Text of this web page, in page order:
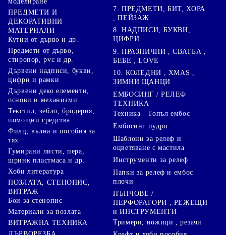
ПРЕДМЕТИ И
ДЕКОРАТИВНИ
МАТЕРИАЛИ
Кутии от дърво и др.
Предмети от дърво,
стиропор, pvc и др.
Дървени надписи, букви,
цифри и рамки
Дървени деко елементи,
основи и механизми
Текстил, зебло, бродерия,
помощни средства
Филц, вълна и пособия за
тях
Гумирани листи, пера,
шринк пластмаса и др.
Хоби литература
ПОЗЛАТА, СТЕНОПИС,
ВИТРАЖ
Бои за стенопис
Материали за позлата
ВИТРАЖНА ТЕХНИКА
7. ПРЕДМЕТИ, БИТ, ХОРА
, ПЕЙЗАЖ
8. НАДПИСИ, БУКВИ,
ЦИФРИ
9. ПРАЗНИЧНИ , СВАТБА ,
БЕБЕ , LOVE
10. КОЛЕДНИ , XMAS ,
ЗИМНИ ЩАНЦИ
ЕМБОСИНГ / РЕЛЕФ
ТЕХНИКА
Техника - Топъл ембос
Ембосинг пудри
Шаблони за релеф и
оцветяване с мастила
Инструменти за релеф
Папки за релеф и ембос
плочи
ПЪНЧОВЕ /
ПЕРФОРАТОРИ , РЕЖЕЩИ
и ИНСТРУМЕНТИ
Тримери, ножици , резачи